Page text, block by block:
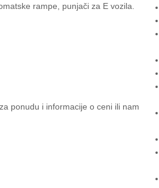
rampe, punjači za E vozila.
za ponudu i informacije o ceni ili nam